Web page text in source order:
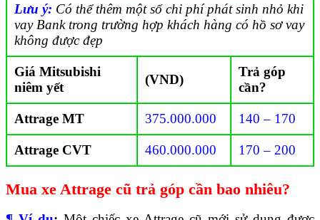
Lưu ý: Có thể thêm một số chi phí phát sinh nhỏ khi
vay Bank trong trường hợp khách hàng có hồ sơ vay
không được đẹp
Giá Mitsubishi
niêm yết
(VND)
Trả góp
cần?
Attrage MT 375.000.000 140 – 170
Attrage CVT 460.000.000 170 – 200
Mua xe Attrage cũ trả góp cần bao nhiêu?